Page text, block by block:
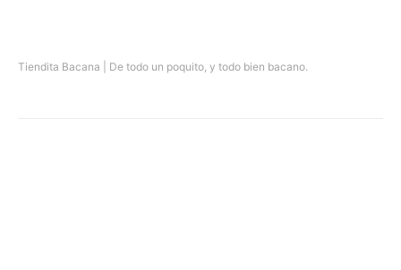
Tiendita Bacana | De todo un poquito, y todo bien bacano.